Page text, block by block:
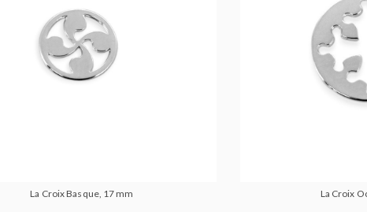
La Croix Basque, 17 mm La Croix